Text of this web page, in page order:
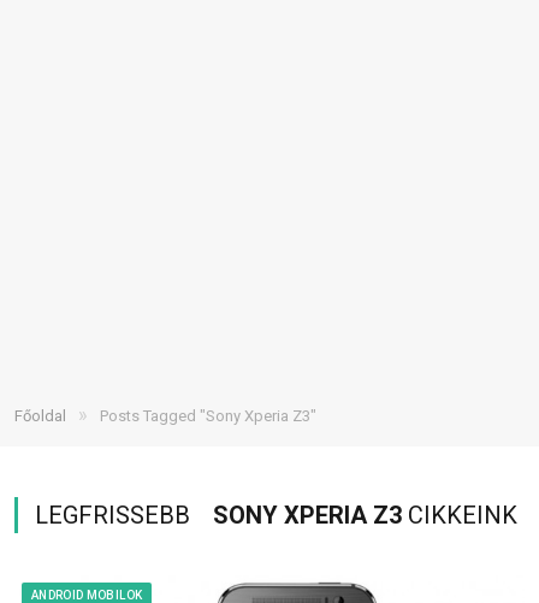
Főoldal » Posts Tagged "Sony Xperia Z3"
LEGFRISSEBB SONY XPERIA Z3 CIKKEINK
ANDROID MOBILOK